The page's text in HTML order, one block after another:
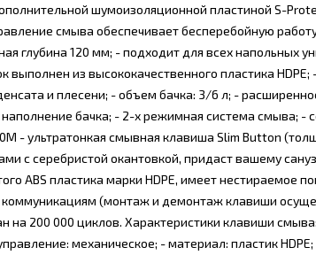
шумоизоляционной пластиной S-
смыва обеспечивает бесперебойную
глубина 120 мм; - подходит для всех напольных
выполнен из высококачественного пластика
и плесени; - объем бачка: 3/6 л; -
бачка; - 2-х режимная система смыва;
- ультратонкая смывная клавиша Slim Button
с серебристой окантовкой, придаст вашему
ABS пластика марки HDPE, имеет нестираемое
коммуникациям (монтаж и демонтаж клавиши
на 200 000 циклов. Характеристики клавиши
механическое; - материал: пластик